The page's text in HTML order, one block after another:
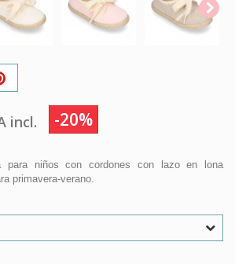
incl. -20%
para niños con cordones con lazo en lona
primavera-verano.